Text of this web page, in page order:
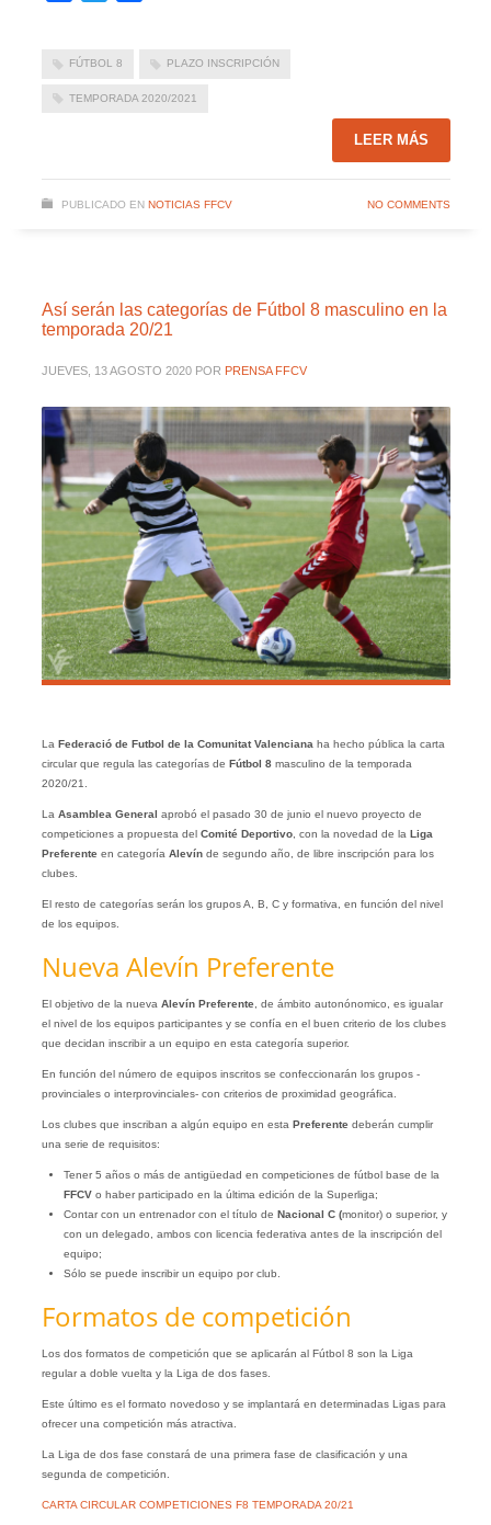
FÚTBOL 8 PLAZO INSCRIPCIÓN
TEMPORADA 2020/2021
LEER MÁS
PUBLICADO EN NOTICIAS FFCV NO COMMENTS
Así serán las categorías de Fútbol 8 masculino en la
temporada 20/21
JUEVES, 13 AGOSTO 2020 POR PRENSA FFCV
La Federació de Futbol de la Comunitat Valenciana ha hecho pública la carta
circular que regula las categorías de Fútbol 8masculino de la temporada
2020/21.
La Asamblea General aprobó el pasado 30 de junio el nuevo proyecto de
competiciones a propuesta del Comité Deportivo, con la novedad de la Liga
Preferente en categoría Alevínde segundo año, de libre inscripción para los
clubes.
El resto de categorías serán los grupos A, B, C y formativa, en función del nivel
de los equipos.
Nueva Alevín Preferente
El objetivo de la nueva Alevín Preferente, de ámbito autonónomico, es igualar
el nivel de los equipos participantes y se confía en el buen criterio de los clubes
que decidan inscribir a un equipo en esta categoría superior.
En función del número de equipos inscritos se confeccionarán los grupos -
provinciales o interprovinciales- con criterios de proximidad geográfica.
Los clubes que inscriban a algún equipo en esta Preferentedeberán cumplir
una serie de requisitos:
Tener 5 años o más de antigüedad en competiciones de fútbol base de la
FFCVo haber participado en la última edición de la Superliga;
Contar con un entrenador con el título de Nacional C (monitor) o superior, y
con un delegado, ambos con licencia federativa antes de la inscripción del
equipo;
Sólo se puede inscribir un equipo por club.
Formatos de competición
Los dos formatos de competición que se aplicarán al Fútbol 8 son la Liga
regular a doble vuelta y la Liga de dos fases.
Este último es el formato novedoso y se implantará en determinadas Ligas para
ofrecer una competición más atractiva.
La Liga de dos fase constará de una primera fase de clasificación y una
segunda de competición.
CARTA CIRCULAR COMPETICIONES F8 TEMPORADA 20/21